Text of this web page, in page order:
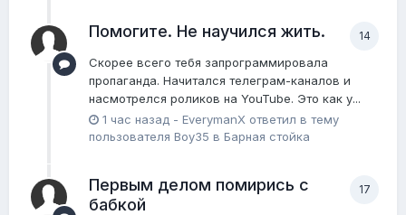
14
Помогите. Не научился жить.
Скорее всего тебя запрограммировала
пропаганда. Начитался телеграм-каналов и
насмотрелся роликов на YouTube. Это как у...
1 час назад - EverymanX ответил в тему
пользователя Boy35 в Барная стойка
17
Первым делом помирись с
бабкой